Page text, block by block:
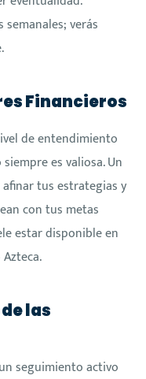
verás
Financieros
de entendimiento
es valiosa. Un
tus estrategias y
con tus metas
estar disponible en
las
seguimiento activo